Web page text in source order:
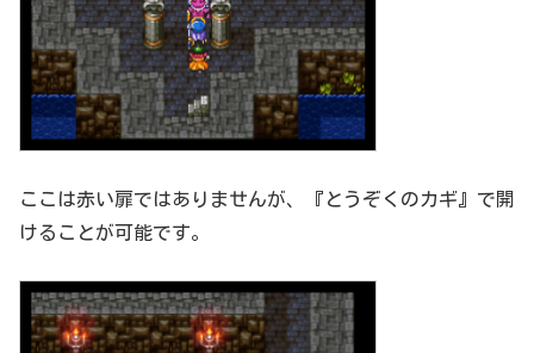
ここは赤い扉ではありませんが、『とうぞくのカギ』で開
けることが可能です。